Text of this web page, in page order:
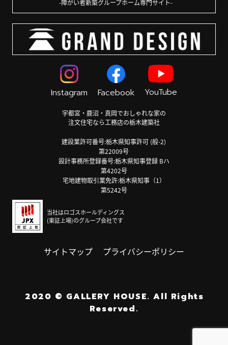
障がい者新築グループホーム専門サイト
Instagram Facebook YouTube
宇都宮・鹿沼・真岡でおしゃれな家の
注文住宅なら工務店の栃木建築社
建設業許可番号:栃木県知事許可 (般-2)
第22009号
設計事務所登録番号:栃木県知事登録 Bハ
第4202号
宅地建物取引業免許:栃木県知事（1）
第5242号
当社はロゴスホールディングス
(東証上場)のグループ会社です
サイトマップ プライバシーポリシー
2020 © GALLERY HOUSE. All Rights
Reserved.